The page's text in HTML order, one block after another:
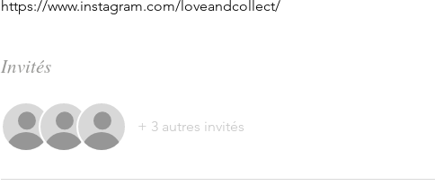
https://www.instagram.com/loveandcollect/
Invités
+ 3 autres invités